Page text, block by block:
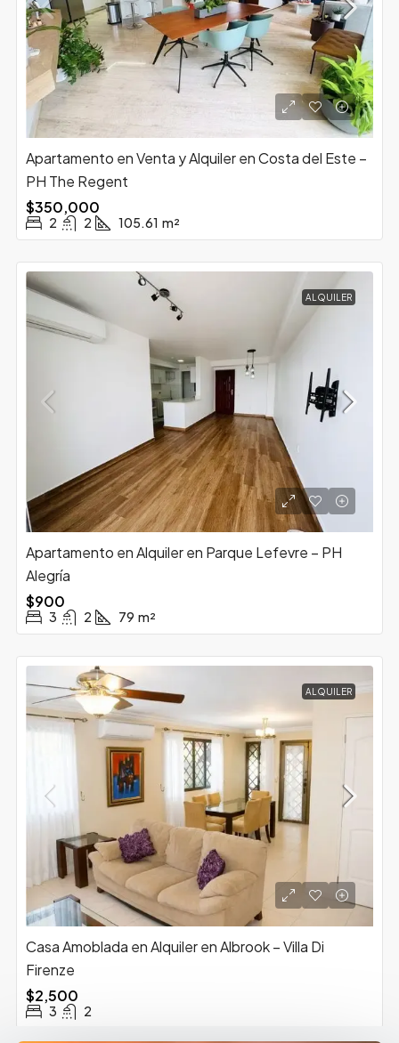
Apartamento en Venta y Alquiler en Costa del Este –
PH The Regent
$350,000
2 2 105.61 m²
ALQUILER
Apartamento en Alquiler en Parque Lefevre – PH
Alegría
$900
3 2 79 m²
ALQUILER
Casa Amoblada en Alquiler en Albrook – Villa Di
Firenze
$2,500
3 2